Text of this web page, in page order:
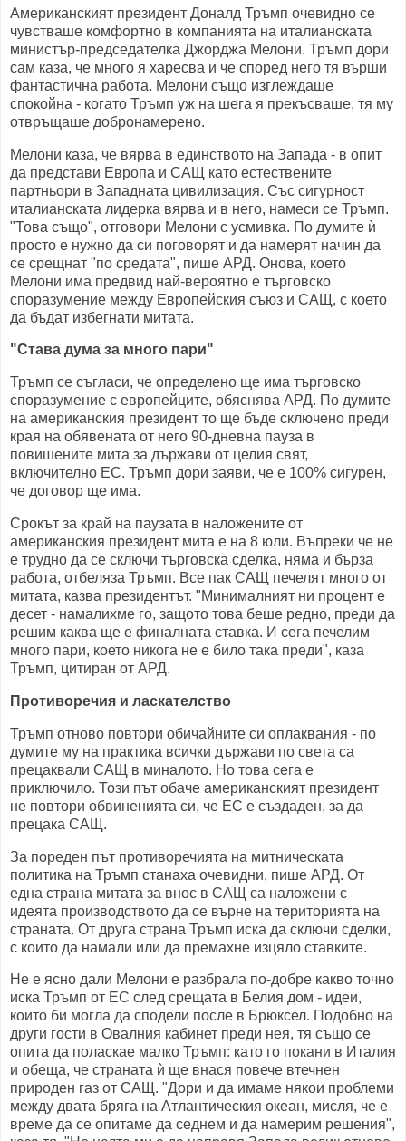
Американският президент Доналд Тръмп очевидно се
чувстваше комфортно в компанията на италианската
министър-председателка Джорджа Мелони. Тръмп дори
сам каза, че много я харесва и че според него тя върши
фантастична работа. Мелони също изглеждаше
спокойна - когато Тръмп уж на шега я прекъсваше, тя му
отвръщаше добронамерено.
Мелони каза, че вярва в единството на Запада - в опит
да представи Европа и САЩ като естествените
партньори в Западната цивилизация. Със сигурност
италианската лидерка вярва и в него, намеси се Тръмп.
"Това също", отговори Мелони с усмивка. По думите ѝ
просто е нужно да си поговорят и да намерят начин да
се срещнат "по средата", пише АРД. Онова, което
Мелони има предвид най-вероятно е търговско
споразумение между Европейския съюз и САЩ, с което
да бъдат избегнати митата.
"Става дума за много пари"
Тръмп се съгласи, че определено ще има търговско
споразумение с европейците, обяснява АРД. По думите
на американския президент то ще бъде сключено преди
края на обявената от него 90-дневна пауза в
повишените мита за държави от целия свят,
включително ЕС. Тръмп дори заяви, че е 100% сигурен,
че договор ще има.
Срокът за край на паузата в наложените от
американския президент мита е на 8 юли. Въпреки че не
е трудно да се сключи търговска сделка, няма и бърза
работа, отбеляза Тръмп. Все пак САЩ печелят много от
митата, казва президентът. "Минималният ни процент е
десет - намалихме го, защото това беше редно, преди да
решим каква ще е финалната ставка. И сега печелим
много пари, което никога не е било така преди", каза
Тръмп, цитиран от АРД.
Противоречия и ласкателство
Тръмп отново повтори обичайните си оплаквания - по
думите му на практика всички държави по света са
прецаквали САЩ в миналото. Но това сега е
приключило. Този път обаче американският президент
не повтори обвиненията си, че ЕС е създаден, за да
прецака САЩ.
За пореден път противоречията на митническата
политика на Тръмп станаха очевидни, пише АРД. От
една страна митата за внос в САЩ са наложени с
идеята производството да се върне на територията на
страната. От друга страна Тръмп иска да сключи сделки,
с които да намали или да премахне изцяло ставките.
Не е ясно дали Мелони е разбрала по-добре какво точно
иска Тръмп от ЕС след срещата в Белия дом - идеи,
които би могла да сподели после в Брюксел. Подобно на
други гости в Овалния кабинет преди нея, тя също се
опита да поласкае малко Тръмп: като го покани в Италия
и обеща, че страната ѝ ще внася повече втечнен
природен газ от САЩ. "Дори и да имаме някои проблеми
между двата бряга на Атлантическия океан, мисля, че е
време да се опитаме да седнем и да намерим решения",